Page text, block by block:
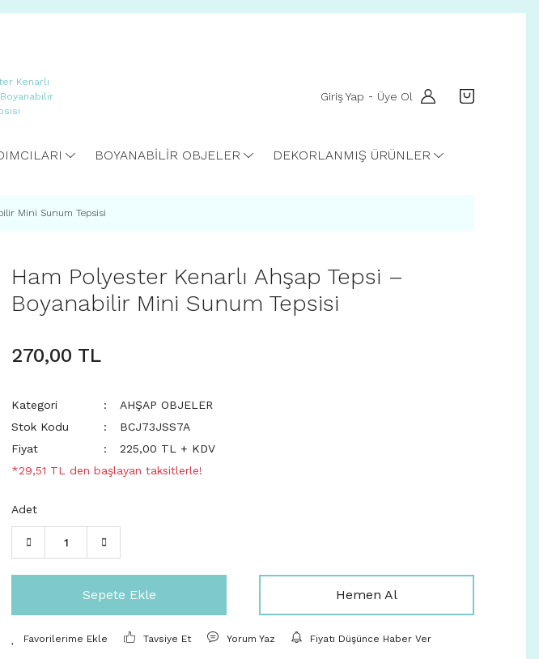
Giriş Yap - Üye Ol
BOYANABİLİR OBJELER DEKORLANMIŞ ÜRÜNLER
Mini Sunum Tepsisi
Ham Polyester Kenarlı Ahşap Tepsi –
Boyanabilir Mini Sunum Tepsisi
270,00 TL
Kategori
AHŞAP OBJELER
Stok Kodu
BCJ73JSS7A
Fiyat
225,00 TL + KDV
*29,51 TL den başlayan taksitlerle!
Adet
Sepete Ekle Hemen Al
Tavsiye Et Yorum Yaz Fiyatı Düşünce Haber Ver